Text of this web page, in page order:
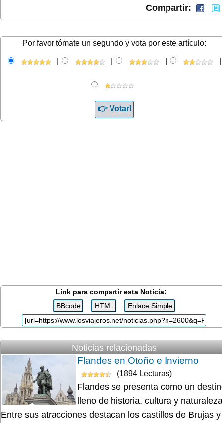
Compartir:
Por favor tómate un segundo y vota por este artículo:
Link para compartir esta Noticia:
Noticias relacionadas
Flandes en Otoño e Invierno
(1894 Lecturas)
Flandes se presenta como un
lleno de historia, cultura y
Entre sus atracciones destacan los castillos de Brujas y